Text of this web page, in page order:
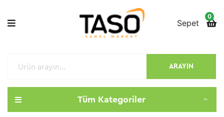
0
Sepet
Tüm Kategoriler
ARAYIN